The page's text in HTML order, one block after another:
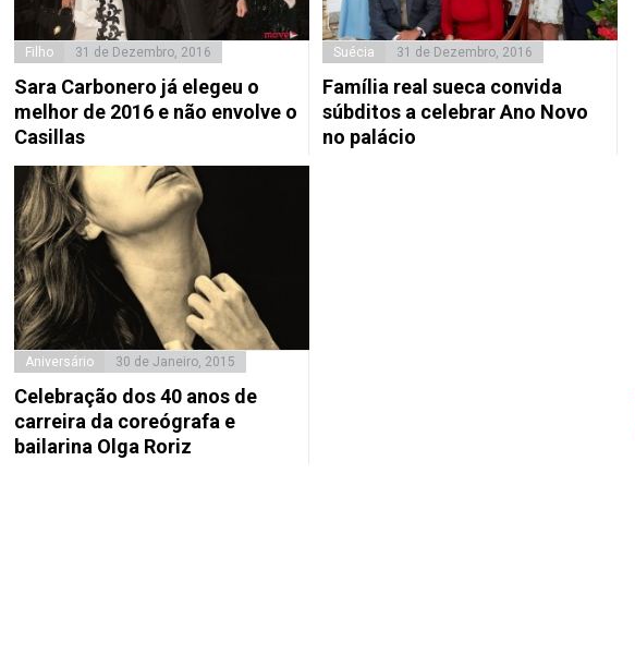
Filho 31 de Dezembro, 2016
Sara Carbonero já elegeu o
melhor de 2016 e não envolve o
Casillas
Suécia 31 de Dezembro, 2016
Família real sueca convida
súbditos a celebrar Ano Novo
no palácio
Aniversário 30 de Janeiro, 2015
Celebração dos 40 anos de
carreira da coreógrafa e
bailarina Olga Roriz